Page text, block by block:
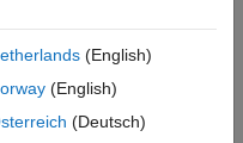
updates theBus Selector
values to reflect upstream
(English)
(English)
(Deutsch)